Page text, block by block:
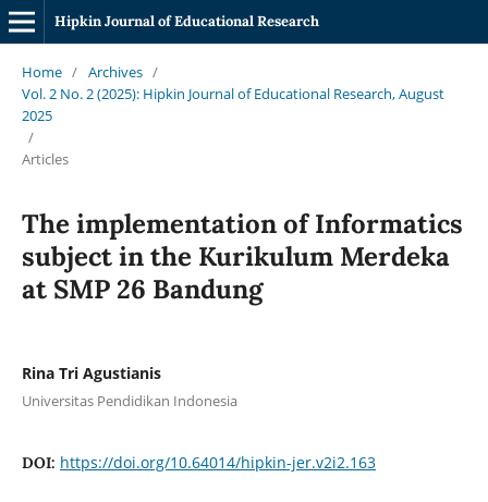
Hipkin Journal of Educational Research
Home / Archives /
Vol. 2 No. 2 (2025): Hipkin Journal of Educational Research, August
2025
/
Articles
The implementation of Informatics
subject in the Kurikulum Merdeka
at SMP 26 Bandung
Rina Tri Agustianis
Universitas Pendidikan Indonesia
DOI: https://doi.org/10.64014/hipkin-jer.v2i2.163